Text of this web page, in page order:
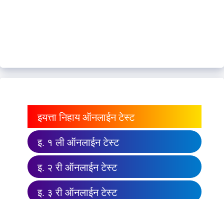
इयत्ता निहाय ऑनलाईन टेस्ट
इ. १ ली ऑनलाईन टेस्ट
इ. २ री ऑनलाईन टेस्ट
इ. ३ री ऑनलाईन टेस्ट